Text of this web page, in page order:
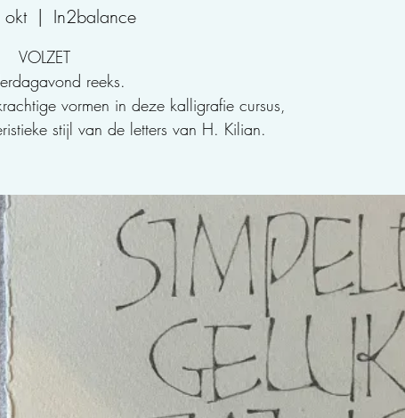
  |
In2balance
VOLZET
reeks.
vormen in deze kalligrafie cursus,
stijl van de letters van H. Kilian.